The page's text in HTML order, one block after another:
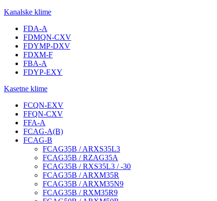
Kanalske klime
FDA-A
FDMQN-CXV
FDYMP-DXV
FDXM-F
FBA-A
FDYP-EXY
Kasetne klime
FCQN-EXV
FFQN-CXV
FFA-A
FCAG-A(B)
FCAG-B
FCAG35B / ARXS35L3
FCAG35B / RZAG35A
FCAG35B / RXS35L3 / -30
FCAG35B / ARXM35R
FCAG35B / ARXM35N9
FCAG35B / RXM35R9